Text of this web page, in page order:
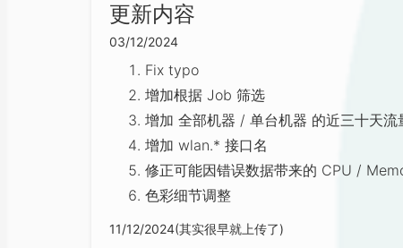
更新内容
03/12/2024
Fix typo
增加根据 Job 筛选
增加 全部机器 / 单台机器 的近三十天流
增加 wlan.* 接口名
修正可能因错误数据带来的 CPU /
色彩细节调整
11/12/2024(其实很早就上传了)